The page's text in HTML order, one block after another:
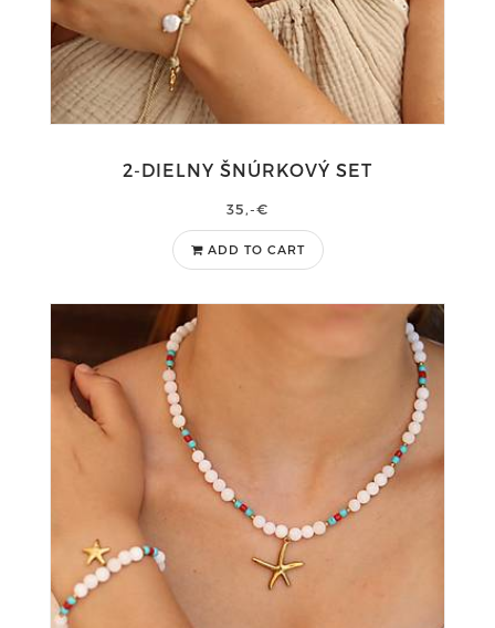
2-DIELNY ŠNÚRKOVÝ SET
35,-€
ADD TO CART